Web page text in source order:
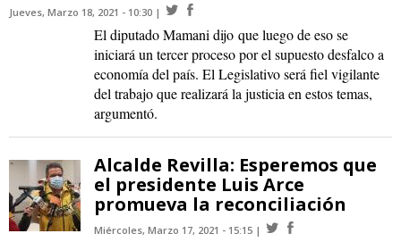
Jueves, Marzo 18, 2021 - 10:30
El diputado Mamani dijo que luego de eso se
iniciará un tercer proceso por el supuesto desfalco a
economía del país. El Legislativo será fiel vigilante
del trabajo que realizará la justicia en estos temas,
argumentó.
Alcalde Revilla: Esperemos que
el presidente Luis Arce
promueva la reconciliación
Miércoles, Marzo 17, 2021 - 15:15